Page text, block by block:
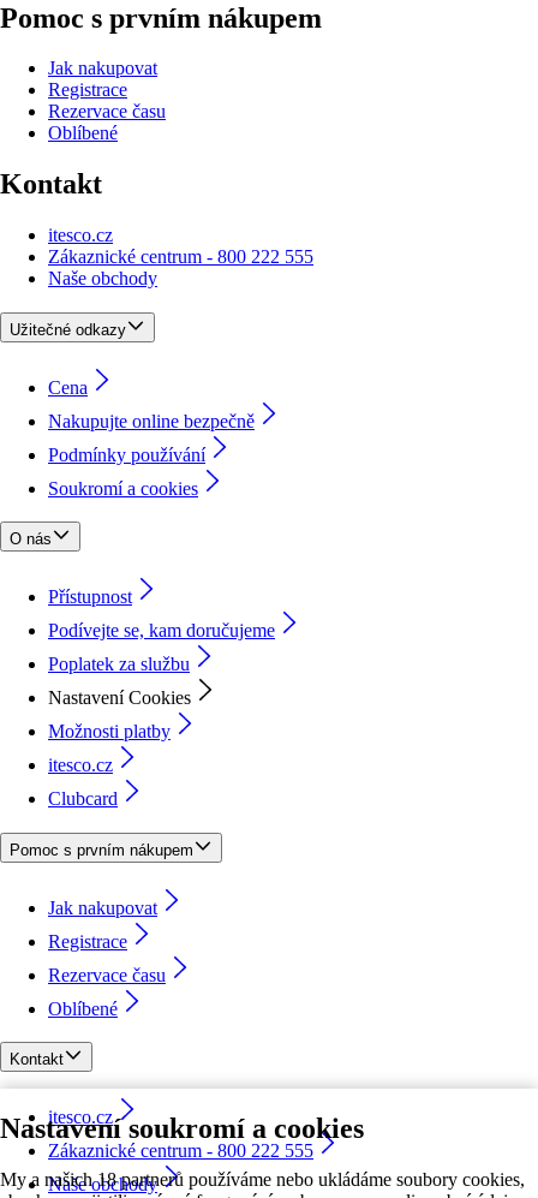
Nastavení soukromí a cookies
My a našich 18 partnerů používáme nebo ukládáme soubory cookies,
Pomoc s prvním nákupem
Jak nakupovat
Registrace
Rezervace času
Oblíbené
Kontakt
itesco.cz
Zákaznické centrum - 800 222 555
Naše obchody
Užitečné odkazy
Cena
Nakupujte online bezpečně
Podmínky používání
Soukromí a cookies
O nás
Přístupnost
Podívejte se, kam doručujeme
Poplatek za službu
Nastavení Cookies
Možnosti platby
itesco.cz
Clubcard
Pomoc s prvním nákupem
Jak nakupovat
Registrace
Rezervace času
Oblíbené
Kontakt
itesco.cz
Zákaznické centrum - 800 222 555
Naše obchody